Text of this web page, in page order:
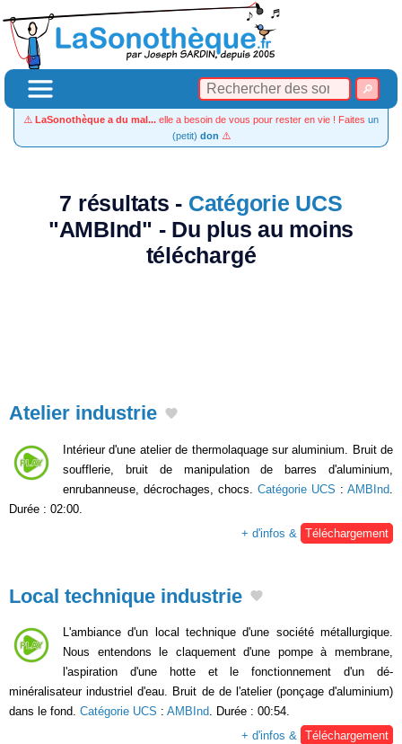
⚠️ LaSonothèque a du mal... elle a besoin de vous pour rester en vie ! Faites un
(petit) don ⚠️
7 résultats - Catégorie UCS
"AMBInd" - Du plus au moins
téléchargé
Atelier industrie
Intérieur d'une atelier de thermolaquage sur aluminium. Bruit de
soufflerie, bruit de manipulation de barres d'aluminium,
enrubanneuse, décrochages, chocs. Catégorie UCS : AMBInd
Durée : 02:00.
+ d'infos &
Téléchargement
Local technique industrie
L'ambiance d'un local technique d'une société métallurgique.
Nous entendons le claquement d'une pompe à membrane,
l'aspiration d'une hotte et le fonctionnement d'un dé-
minéralisateur industriel d'eau. Bruit de de l'atelier (ponçage d'aluminium)
dans le fond. Catégorie UCS : AMBInd. Durée : 00:54.
+ d'infos & Téléchargement